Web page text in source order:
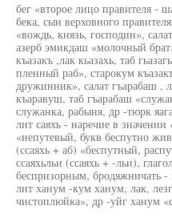
бег «второе лицо правителя -
бека, сын верховного
«вождь, князь, господин»,
азерб эмикдаш «молочный
къазакъ ,лак кьазахь, таб
пленный раб», старокум
дружинник», салат гъарабаш ,
къаравуш, таб гъарабаш
служанка, рабыня, др -тюрк
лит саяхъ - наречие в значении
«непутевый, букв беспутно
(ссаяхь + аб) «беспутный,
ссаяхьльи (ссаяхь + -льи),
беспризорным, бродяжничать -
лит ханум -кум ханум, лак,
чистоплюйка», др -уйг ханум